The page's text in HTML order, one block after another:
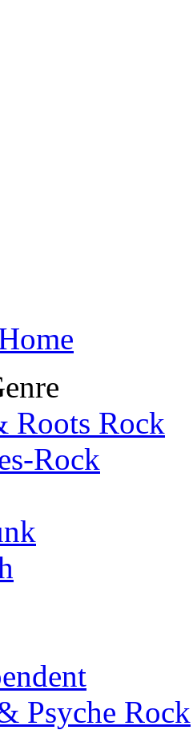
Roots Rock
Rock
Psyche Rock